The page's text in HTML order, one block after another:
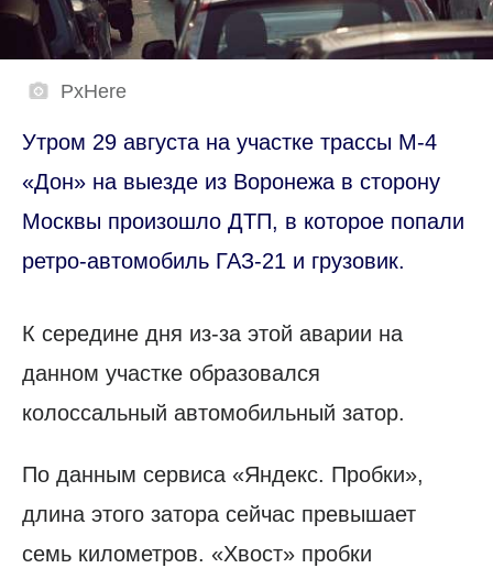
PxHere
Утром 29 августа на участке трассы М-4
«Дон» на выезде из Воронежа в сторону
Москвы произошло ДТП, в которое попали
ретро-автомобиль ГАЗ-21 и грузовик.
К середине дня из-за этой аварии на
данном участке образовался
колоссальный автомобильный затор.
По данным сервиса «Яндекс. Пробки»,
длина этого затора сейчас превышает
семь километров. «Хвост» пробки